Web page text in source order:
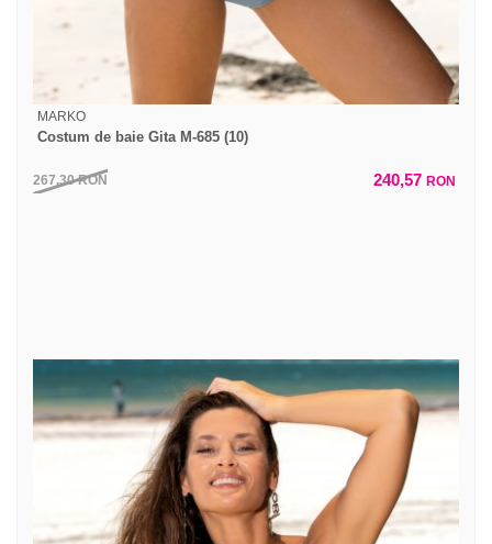
MARKO
Costum de baie Gita M-685 (10)
267,30RON 240,57 RON